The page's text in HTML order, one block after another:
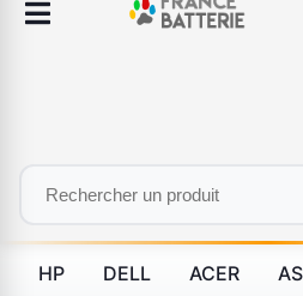
HP DELL ACER
Le produit #BLD--80227 n'est